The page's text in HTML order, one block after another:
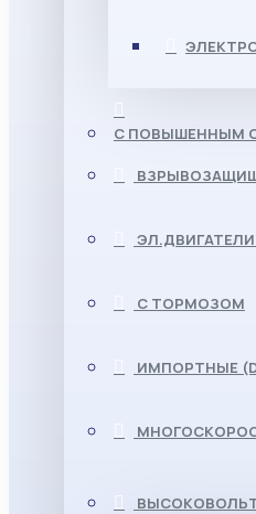
С ПОВЫШЕННЫМ
С ТОРМОЗОМ
ИМПОРТНЫЕ